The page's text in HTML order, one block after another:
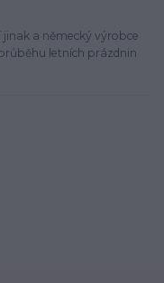
a německý výrobce
letních prázdnin